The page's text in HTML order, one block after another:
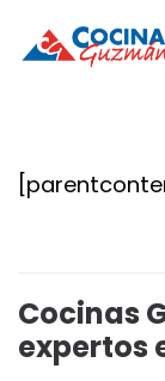
Cocinas
expertos